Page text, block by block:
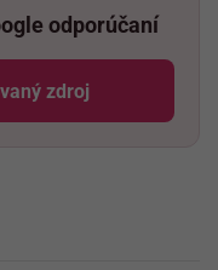
odporúčaní
zdroj
odkaz sa otvorí v